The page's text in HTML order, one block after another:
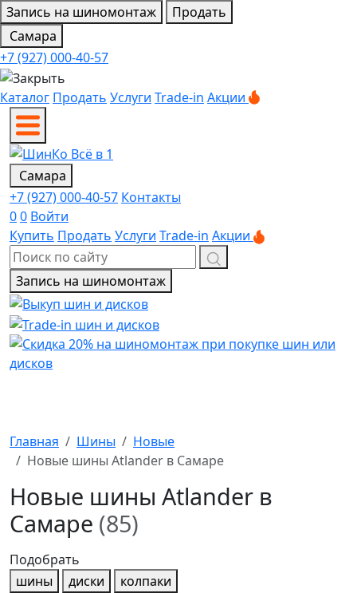
Запись на шиномонтаж
Продать
Самара
+7 (927) 000-40-57
Каталог Продать Услуги Trade-in Акции
Самара
+7 (927) 000-40-57 Контакты
00 Войти
Купить Продать Услуги Trade-in Акции
Запись на шиномонтаж
Главная Шины
Новые
Новые шины Atlander в Самаре
Новые шины Atlander в
Самаре (85)
Подобрать
шины
диски
колпаки